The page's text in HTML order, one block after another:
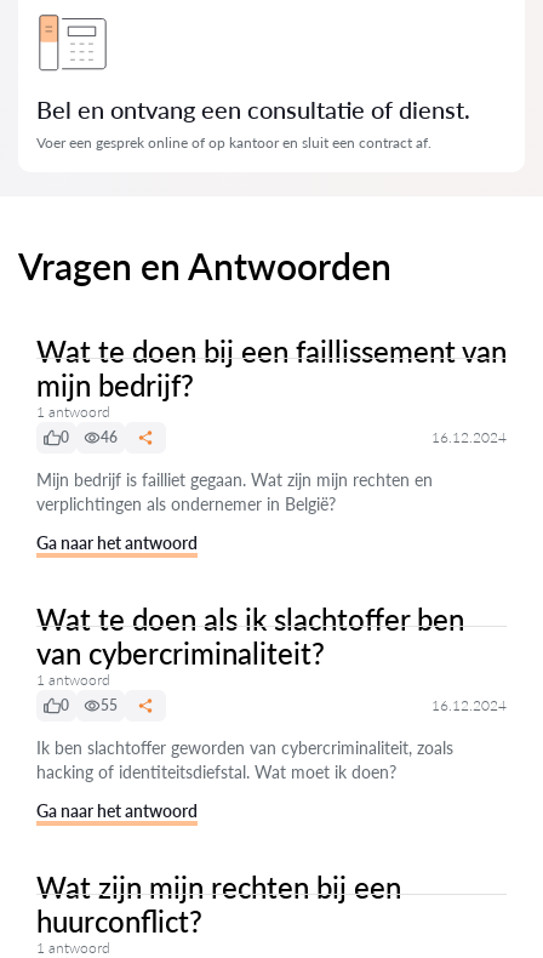
Bel en ontvang een consultatie of dienst.
Voer een gesprek online of op kantoor en sluit een contract af.
Vragen en Antwoorden
Wat te doen bij een faillissement van
mijn bedrijf?
1 antwoord
0
46 16.12.2024
Mijn bedrijf is failliet gegaan. Wat zijn mijn rechten en
verplichtingen als ondernemer in België?
Ga naar het antwoord
Wat te doen als ik slachtoffer ben
van cybercriminaliteit?
1 antwoord
0
55 16.12.2024
Ik ben slachtoffer geworden van cybercriminaliteit, zoals
hacking of identiteitsdiefstal. Wat moet ik doen?
Ga naar het antwoord
Wat zijn mijn rechten bij een
huurconflict?
1 antwoord